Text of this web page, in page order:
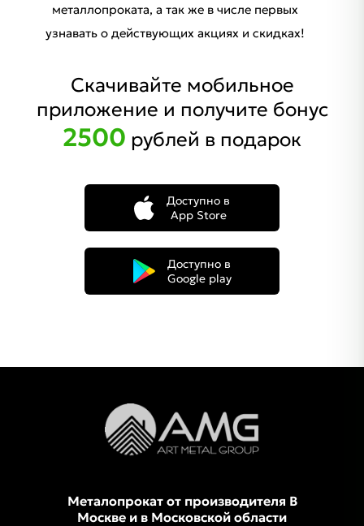
металлопроката, а так же в числе первых
узнавать о действующих акциях и скидках!
Скачивайте мобильное
приложение и получите бонус
2500 рублей в подарок
Доступно в
App Store
Доступно в
Google play
Металопрокат от производителя В
Москве и в Московской области